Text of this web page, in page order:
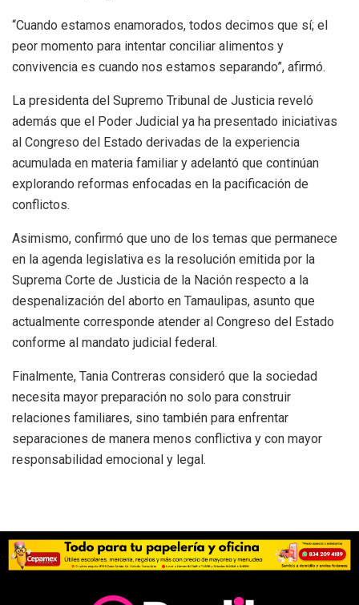
“Cuando estamos enamorados, todos decimos que sí; el
peor momento para intentar conciliar alimentos y
convivencia es cuando nos estamos separando”, afirmó.
La presidenta del Supremo Tribunal de Justicia reveló
además que el Poder Judicial ya ha presentado iniciativas
al Congreso del Estado derivadas de la experiencia
acumulada en materia familiar y adelantó que continúan
explorando reformas enfocadas en la pacificación de
conflictos.
Asimismo, confirmó que uno de los temas que permanece
en la agenda legislativa es la resolución emitida por la
Suprema Corte de Justicia de la Nación respecto a la
despenalización del aborto en Tamaulipas, asunto que
actualmente corresponde atender al Congreso del Estado
conforme al mandato judicial federal.
Finalmente, Tania Contreras consideró que la sociedad
necesita mayor preparación no solo para construir
relaciones familiares, sino también para enfrentar
separaciones de manera menos conflictiva y con mayor
responsabilidad emocional y legal.